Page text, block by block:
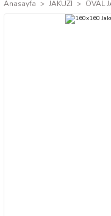
Anasayfa JAKUZİ OVAL